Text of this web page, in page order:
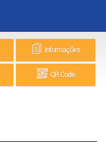
Informações
QR Code